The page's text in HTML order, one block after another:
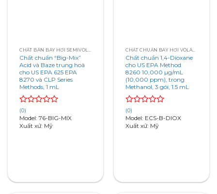
CHẤT BÁN BAY HƠI SEMIVOLATILES
Chất chuẩn “Big-Mix”
Acid và Baze trung hoà
cho US EPA 625 EPA
8270 và CLP Series
Methods, 1 mL
Rated
0
out
(0)
Model: 76-BIG-MIX
Xuất xứ: Mỹ
CHẤT CHUẨN BAY HƠI VOLATILE
Chất chuẩn 1,4-Dioxane
cho US EPA Method
8260 10,000 µg/mL
(10,000 ppm), trong
Methanol, 3 gói, 1.5 mL
Rated
0
out
(0)
Model: ECS-B-DIOX
Xuất xứ: Mỹ